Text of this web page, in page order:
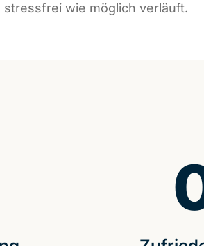
wie möglich verläuft.